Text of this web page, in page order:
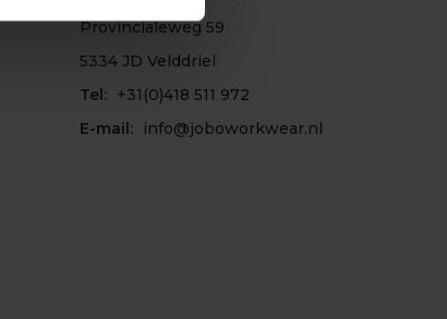
Provincialeweg 59
5334 JD Velddriel
Tel: +31(0)418 511 972
E-mail:
info@joboworkwear.nl